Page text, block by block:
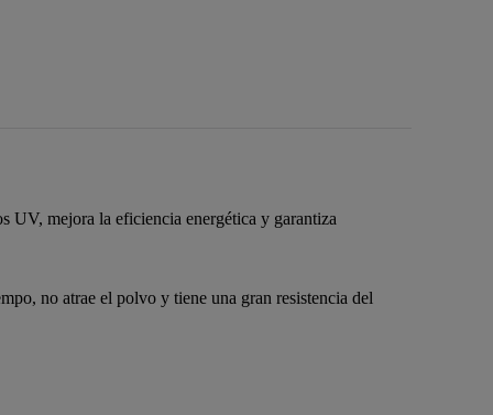
UV, mejora la eficiencia energética y garantiza
no atrae el polvo y tiene una gran resistencia del